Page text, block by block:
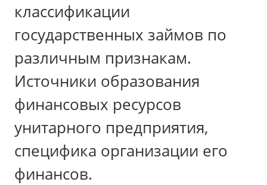
классификации
государственных займов по
различным признакам.
Источники образования
финансовых ресурсов
унитарного предприятия,
специфика организации его
финансов.